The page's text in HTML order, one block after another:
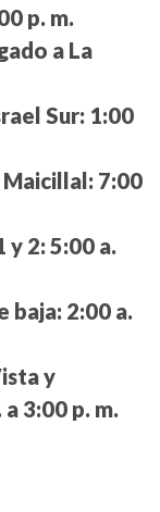
p. m.
a La
Sur: 1:00
Maicillal: 7:00
y 2: 5:00 a.
baja: 2:00 a.
y
a 3:00 p. m.